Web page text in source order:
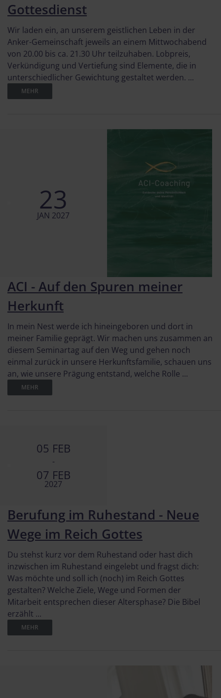
Gottesdienst
Wir laden ein, an unserem geistlichen Leben in der
Anker-Gemeinschaft jeweils an einem Mittwochabend
von 20.00 bis ca. 21.30 Uhr teilzuhaben. Lobpreis,
Verkündigung und Vertiefung sind Elemente, die in
unterschiedlicher Gewichtung gestaltet werden. ...
MEHR
23
JAN 2027
ACI - Auf den Spuren meiner
Herkunft
In mein Nest werde ich hineingeboren und dort in
meiner Familie geprägt. Wir machen uns zusammen an
diesem Seminartag auf den Weg und gehen noch
einmal zurück in unsere Herkunftsfamilie, schauen uns
an, wie unsere Prägung entstand, welche Rolle ...
MEHR
05 FEB
-
07 FEB
2027
Berufung im Ruhestand - Neue
Wege im Reich Gottes
Du stehst kurz vor dem Ruhestand oder hast dich
inzwischen im Ruhestand eingelebt und fragst dich:
Was möchte und soll ich (noch) im Reich Gottes
gestalten? Welche Ziele, Wege und Formen der
Mitarbeit entsprechen dieser Altersphase? Die Bibel
erzählt ...
MEHR